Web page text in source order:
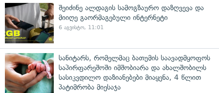
შეიძინე ალდაგის სამოგზაურო დაზღვევა და
მიიღე გაორმაგებული ინტერნეტი
6 აგვისტო, 11:01
სანიტარს, რომელმაც ბათუმის საავადმყოფოს
საპირფარეშოში იმშობიარა და ახალშობილს
სასიკვდილო დაზიანებები მიაყენა, 4 წლით
პატიმრობა მიესაჯა